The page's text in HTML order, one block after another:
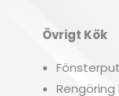
Övrigt Kök